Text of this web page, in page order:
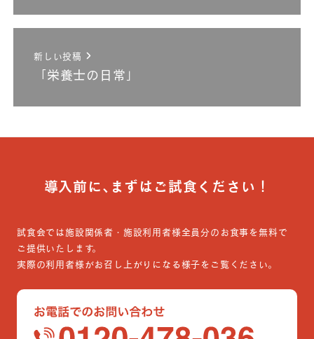
新しい投稿
「栄養士の日常」
導入前に､まずはご試食ください！
試食会では施設関係者・施設利用者様全員分のお食事を無料で
ご提供いたします。
実際の利用者様がお召し上がりになる様子をご覧ください。